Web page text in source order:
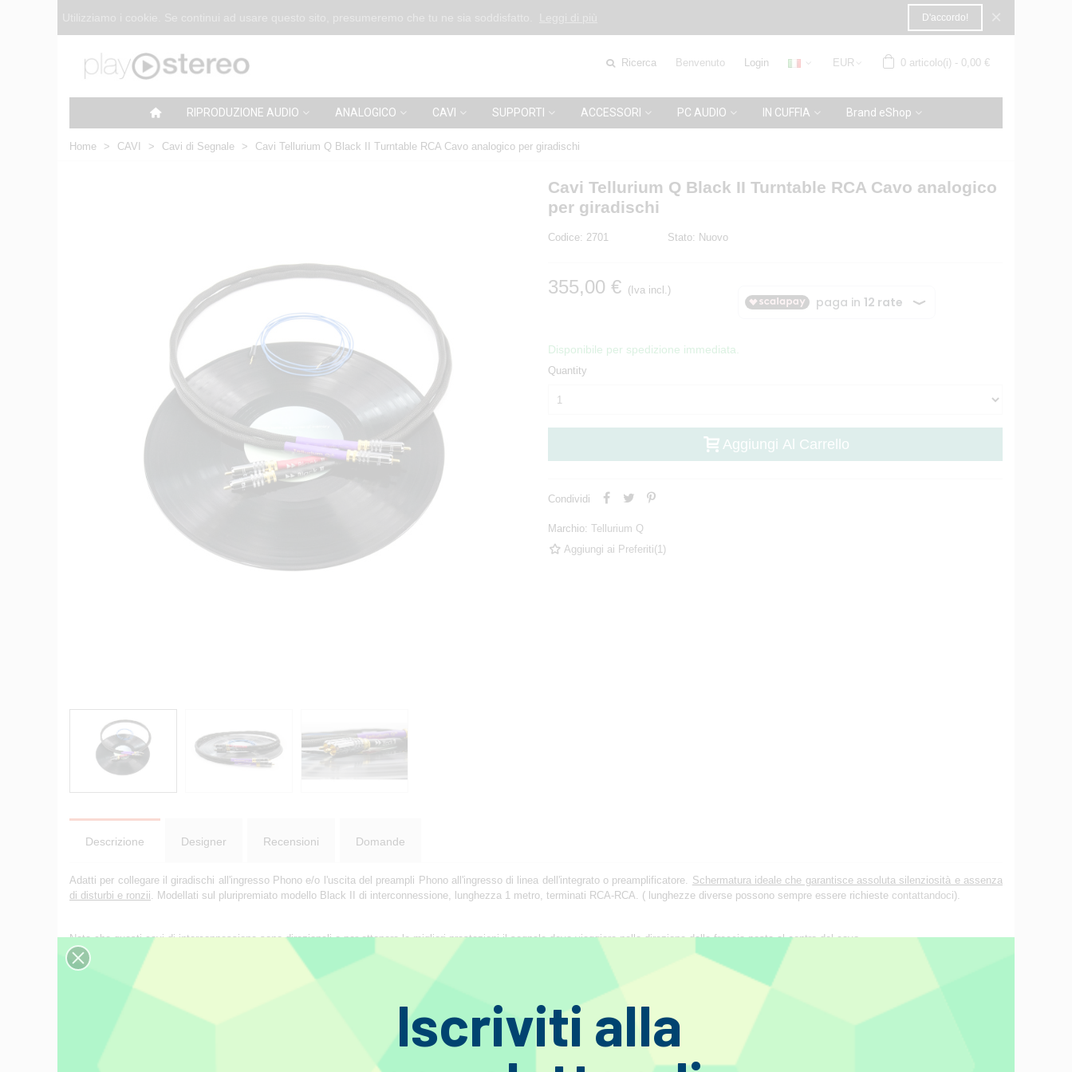
D'accordo!
Ricerca Benvenuto Login EUR 0 articolo(i) - 0,00 €
RIPRODUZIONE AUDIO ANALOGICO CAVI SUPPORTI ACCESSORI PC AUDIO IN CUFFIA Brand eShop
Home > CAVI > Cavi di Segnale > Cavi Tellurium Q Black II Turntable RCA Cavo analogico per giradischi
Cavi Tellurium Q Black II Turntable RCA Cavo analogico
per giradischi
Codice: 2701 Stato: Nuovo
355,00 € (Iva incl.)
Disponibile per spedizione immediata.
Quantity
Aggiungi Al Carrello
Condividi
Marchio: Tellurium Q
Aggiungi ai Preferiti(1)
Descrizione Designer Recensioni Domande
Adatti per collegare il giradischi all'ingresso Phono e/o l'uscita del preampli Phono all'ingresso di linea dell'integrato o preamplificatore. Schermatura ideale che garantisce assoluta silenziosità e assenza
di disturbi e ronzii . Modellati sul pluripremiato modello Black II di interconnessione, lunghezza 1 metro, terminati RCA-RCA. ( lunghezze diverse possono sempre essere richieste contattandoci).
Nota che questi cavi di interconnessione sono direzionali e per ottenere le migliori prestazioni il segnale deve viaggiare nella direzione della freccia posta al centro del cavo.
Il Tellurium Black è stato il primo cavo che abbiamo sviluppato e sapevamo di aver fatto qualcosa di molto speciale non appena i primi prototipi furono disponibili per i rivenditori, allo scopo di conoscere
i loro commenti e suggerimenti. Un rivenditore in particolare non riusciva a credere che il "Black" teneva testa ad un cavo molto più costoso installato sul suo sistema di riferimento.
Ci sedemmo ad ascoltare alcuni brani da lui conosciuti. Quando collegammo il Tellurium Black fece un balzo in avanti, ci guardò e, seriamente, ci chiese se non avessimo cambiato qualcos'altro nel suo
sistema oltre ai cavi. Solo quando scollegò e ricollegò diverse volte i diversi cavi di potenza, credette all'evidenza delle sue orecchie. Anche questo rivenditore decise di trattare Tellurium Black.
Iscriviti alla